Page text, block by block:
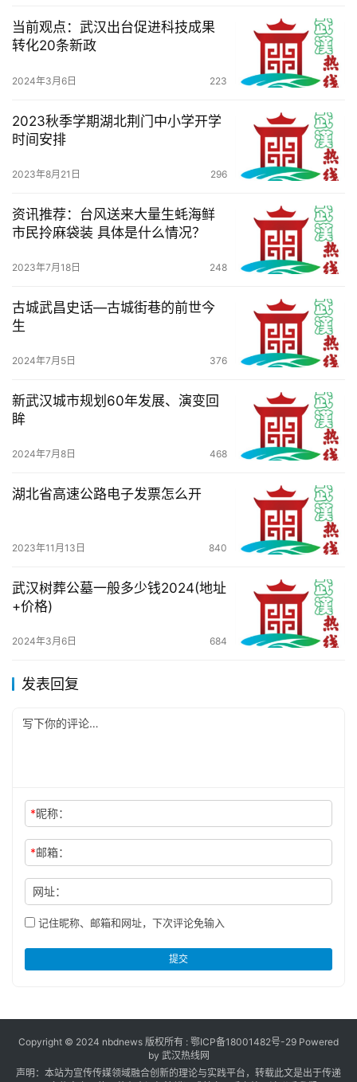
当前观点：武汉出台促进科技成果
转化20条新政
2024年3月6日 223
2023秋季学期湖北荆门中小学开学
时间安排
2023年8月21日 296
资讯推荐：台风送来大量生蚝海鲜
市民拎麻袋装 具体是什么情况？
2023年7月18日 248
古城武昌史话—古城街巷的前世今
生
2024年7月5日 376
新武汉城市规划60年发展、演变回
眸
2024年7月8日 468
湖北省高速公路电子发票怎么开
2023年11月13日 840
武汉树葬公墓一般多少钱2024(地址
+价格)
2024年3月6日 684
发表回复
*昵称：
*邮箱：
网址：
记住昵称、邮箱和网址，下次评论免输入
提交
Copyright © 2024 nbdnews 版权所有 : 鄂ICP备18001482号-29 Powered
by 武汉热线网
声明：本站为宣传传媒领域融合创新的理论与实践平台，转载此文是出于传递